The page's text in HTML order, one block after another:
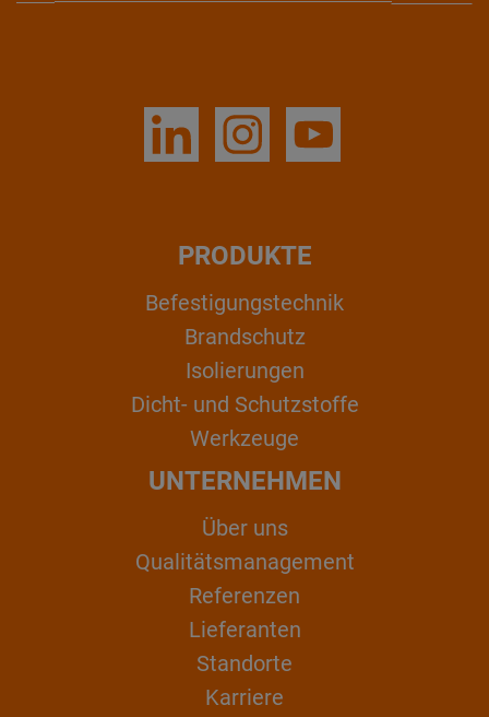
PRODUKTE
Befestigungstechnik
Brandschutz
Isolierungen
Dicht- und Schutzstoffe
Werkzeuge
UNTERNEHMEN
Über uns
Qualitätsmanagement
Referenzen
Lieferanten
Standorte
Karriere